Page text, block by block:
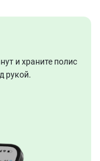
и храните полис
рукой.